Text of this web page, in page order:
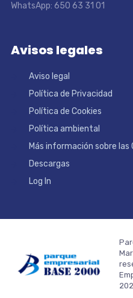
WhatsApp: 650 63 31 01
Avisos legales
Aviso legal
Política de Privacidad
Política de Cookies
Política ambiental
Más información sobre las
Descargas
Log In